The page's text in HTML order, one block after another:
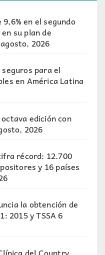
en el segundo
su plan de
2026
para el
en América Latina
edición con
2026
récord: 12.700
y 16 países
la obtención de
2015 y TSSA6
del Country